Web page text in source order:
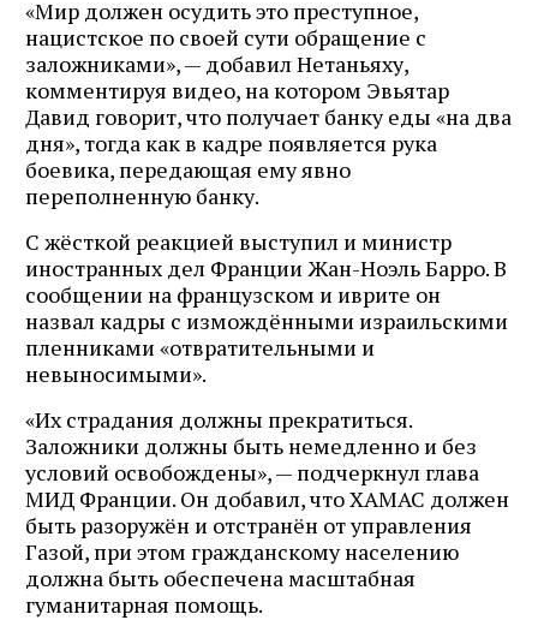
«Мир должен осудить это преступное,
нацистское по своей сути обращение с
заложниками», — добавил Нетаньяху,
комментируя видео, на котором Эвьятар
Давид говорит, что получает банку еды «на два
дня», тогда как в кадре появляется рука
боевика, передающая ему явно
переполненную банку.
С жёсткой реакцией выступил и министр
иностранных дел Франции Жан-Ноэль Барро. В
сообщении на французском и иврите он
назвал кадры с измождёнными израильскими
пленниками «отвратительными и
невыносимыми».
«Их страдания должны прекратиться.
Заложники должны быть немедленно и без
условий освобождены», — подчеркнул глава
МИД Франции. Он добавил, что ХАМАС должен
быть разоружён и отстранён от управления
Газой, при этом гражданскому населению
должна быть обеспечена масштабная
гуманитарная помощь.